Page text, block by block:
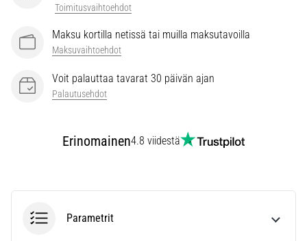
oireyhtymä
on
erittäin
vaiva
juoksijoiden
kaikki
artikkelit
Toimitusvaihtoehdot
Maksu kortilla netissä tai muilla maksutavoilla
Maksuvaihtoehdot
Voit palauttaa tavarat 30 päivän ajan
Palautusehdot
Erinomainen4.8 viidestä
Parametrit